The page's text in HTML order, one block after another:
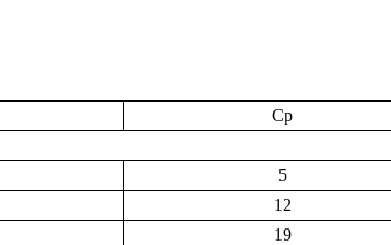
Ср
5
12
19